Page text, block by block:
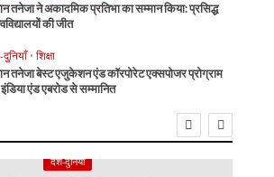
तनेजा ने अकादमिक प्रतिभा का सम्मान किया: प्रसिद्ध
की जीत
• शिक्षा
तनेजा बेस्ट एजुकेशन एंड कॉरपोरेट एक्सपोजर प्रोग्राम
एंड एबरोड से सम्मानित
देश-दुनियाँ